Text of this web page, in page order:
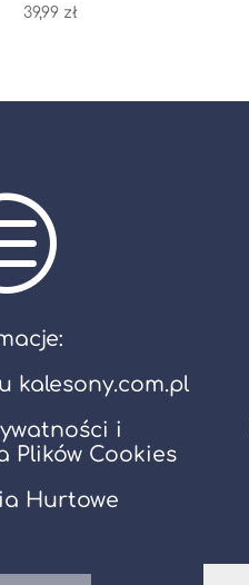
39,99 zł
kalesony.com.pl
i
Plików Cookies
Hurtowe